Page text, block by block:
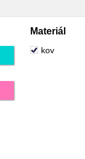
Materiál
kov